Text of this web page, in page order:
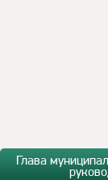
Глава